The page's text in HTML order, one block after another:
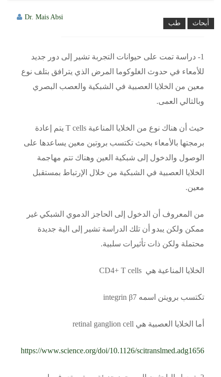
أبحاث طب
Dr. Mais Absi
1- دراسة تمت على حيوانات التجربة تشير إلى دور جديد
للأمعاء في حدوث الغلوكوما المرض الذي يترافق بتلف نوع
معين من الخلايا العصبية في الشبكية والعصب البصري
وبالتالي العمى.
حيث أن هناك نوع من الخلايا المناعية T cells يتم إعادة
برمجتها بالأمعاء بحيث تكتسب بروتين معين يساعدها على
الوصول والدخول إلى شبكية العين وهناك تتم مهاجمة
الخلايا العصبية في الشبكية من خلال الإرتباط بمستقبل
معين.
من المعروف أن الدخول إلى الحاجز الدموي الشبكي غير
ممكن ولكن يبدو أن تلك الدراسة تشير إلى الية جديدة
محتملة ولكن ذات تأثيرات سلبية.
الخلايا المناعية هي CD4+ T cells
تكتسب برويتن اسمه integrin β7
أما الخلايا العصبية هي retinal ganglion cell
https://www.science.org/doi/10.1126/scitranslmed.adg1656